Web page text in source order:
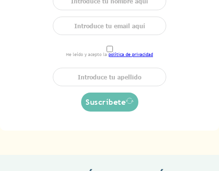
He leído y acepto la política de privacidad
Suscríbete